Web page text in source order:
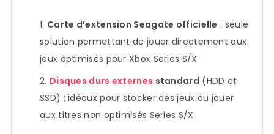
Carte d’extension Seagate officielle : seule
solution permettant de jouer directement aux
jeux optimisés pour Xbox Series S/X
Disques durs externes standard (HDD et
SSD) : idéaux pour stocker des jeux ou jouer
aux titres non optimisés Series S/X